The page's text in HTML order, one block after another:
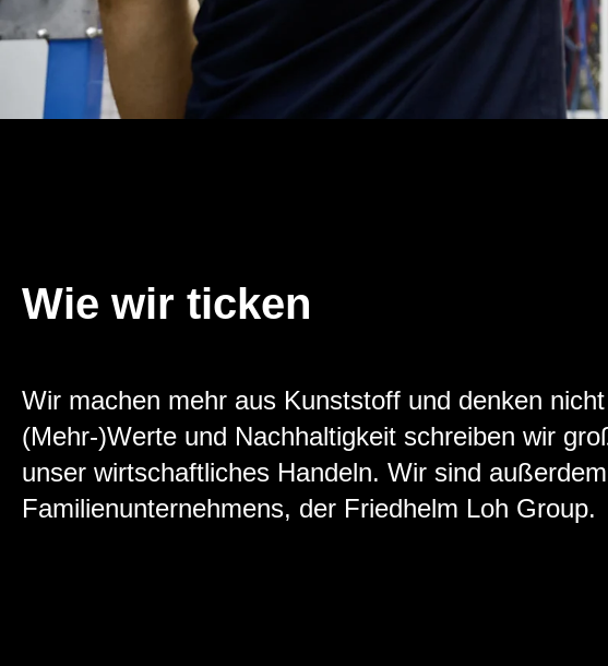
Wie wir ticken
Wir machen mehr aus Kunststoff und denken
(Mehr-)Werte und Nachhaltigkeit schreiben wir
unser wirtschaftliches Handeln. Wir sind
Familienunternehmens, der Friedhelm Loh Group.